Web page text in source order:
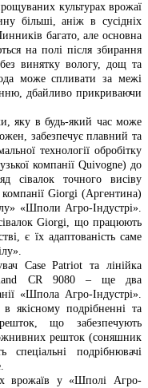
культурах врожаї
більші, аніж в сусідніх
багато, але основна
на полі після збирання
винятку вологу, дощ та
може спливати за межі
дбайливо прикриваючи
яку в будь-який час може
забезпечує плавний та
технології обробітку
компанії Quivogne) до
сівалок точного висіву
Giorgi (Аргентина)
«Шполи Агро-Індустрі».
Giorgi, що працюють
є їх адаптованість саме
Case Patriot та лінійка
CR 9080 – ще два
«Шпола Агро-Індустрі».
якісному подрібненні та
що забезпечують
решток (соняшник
подрібнювачі
врожаїв у «Шполі Агро-